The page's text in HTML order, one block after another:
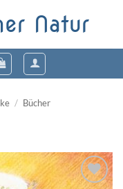
Natur
/ Bücher